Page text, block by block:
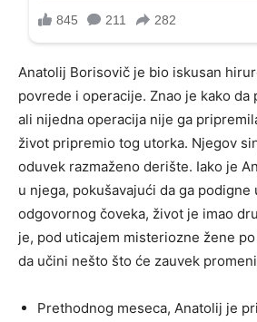
Anatolij Borisovič je bio iskusan
povrede i operacije. Znao je kako da
ali nijedna operacija nije ga
život pripremio tog utorka. Njegov
oduvek razmaženo derište. Iako je
u njega, pokušavajući da ga podigne
odgovornog čoveka, život je imao
je, pod uticajem misteriozne žene
da učini nešto što će zauvek
Prethodnog meseca, Anatolij je